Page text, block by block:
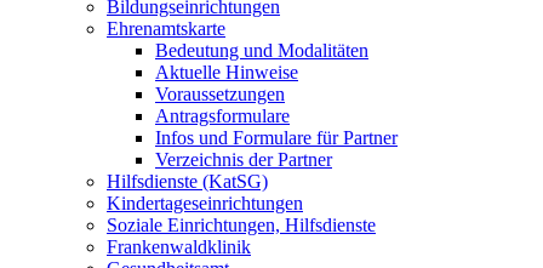
Bildungseinrichtungen
Ehrenamtskarte
Bedeutung und Modalitäten
Aktuelle Hinweise
Voraussetzungen
Antragsformulare
Infos und Formulare für Partner
Verzeichnis der Partner
Hilfsdienste (KatSG)
Kindertageseinrichtungen
Soziale Einrichtungen, Hilfsdienste
Frankenwaldklinik